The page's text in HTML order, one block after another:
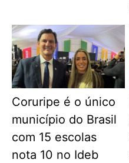
Coruripe é o único
município do Brasil
com 15 escolas
nota 10 no Ideb